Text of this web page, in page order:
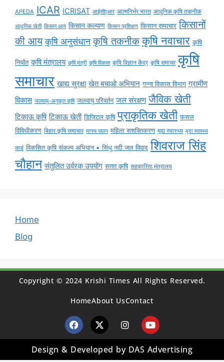
APEDA ICAR ICRISAT आईसीएआर आत्मनिर्भर भारत आधुनिक कृषि तकनीक
आधुनिक खेती किसान आय किसान कल्याण किसान प्रशिक्षण किसान समाचार किसानों
की आय कृषि अनुसंधान कृषि तकनीक कृषि नवाचार कृषि
निर्यात कृषि मंत्रालय कृषि मंत्री कृषि विकास कृषि विज्ञान केंद्र कृषि समाचर कृषि
समाचार खाद्य सुरक्षा खेत बचाओ अभियान गन्ना विकास विभाग ग्रामीण
विकास जलवायु-अनुकूल कृषि जलवायु परिवर्तन जल संरक्षण जैविक खेती
टिकाऊ कृषि टिकाऊ खेती डिजिटल कृषि प्राकृतिक खेती फसल
विविधीकरण बिहार कृषि समाचार मत्स्य पालन महिला सशक्तिकरण मृदा स्वास्थ्य मृदा स्वास्थ्य
कार्ड विकसित कृषि संकल्प अभियान • सिंधु नदी जल विवाद शिवराज सिंह
चौहान संतुलित उर्वरक उपयोग सतत कृषि सहकारिता मंत्रालय
Home
Blog
Copyright © 2024 Krishi Times All Rights Reserved.
HomeAbout UsContact
Design & Developed by DAS Advertising